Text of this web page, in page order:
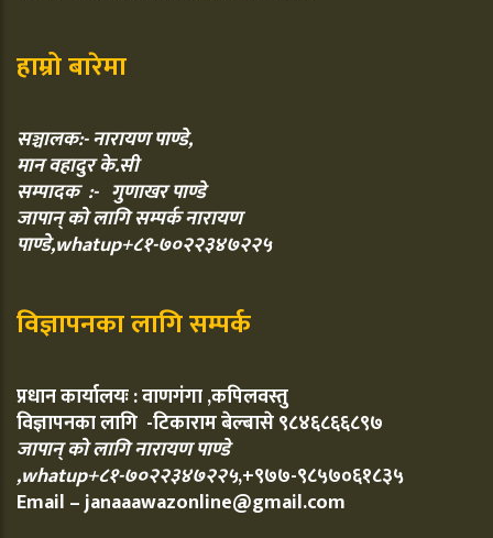
हाम्रो बारेमा
सञ्चालक:- नारायण पाण्डे,
मान वहादुर के.सी
सम्पादक :- गुणाखर पाण्डे
जापान् को लागि सम्पर्क नारायण
पाण्डे,whatup+८१-७०२२३४७२२५
विज्ञापनका लागि सम्पर्क
प्रधान कार्यालयः : वाणगंगा ,कपिलवस्तु
विज्ञापनका लागि -टिकाराम बेल्बासे ९८४६८६६८९७
जापान् को लागि नारायण पाण्डे
,whatup+८१-७०२२३४७२२५,+९७७-९८५७०६१८३५
Email – janaaawazonline@gmail.com